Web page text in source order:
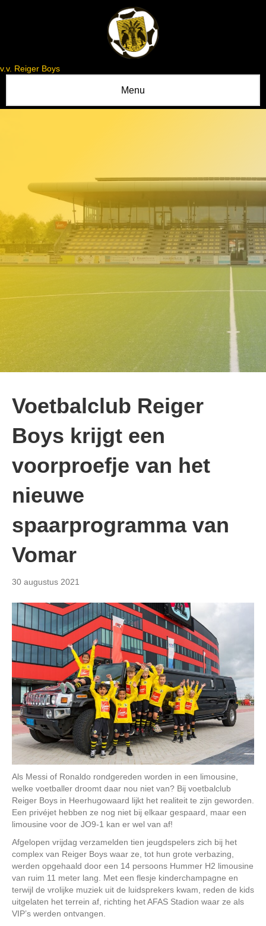
v.v. Reiger Boys
Menu
Voetbalclub Reiger
Boys krijgt een
voorproefje van het
nieuwe
spaarprogramma van
Vomar
30 augustus 2021
Als Messi of Ronaldo rondgereden worden in een limousine,
welke voetballer droomt daar nou niet van? Bij voetbalclub
Reiger Boys in Heerhugowaard lijkt het realiteit te zijn geworden.
Een privéjet hebben ze nog niet bij elkaar gespaard, maar een
limousine voor de JO9-1 kan er wel van af!
Afgelopen vrijdag verzamelden tien jeugdspelers zich bij het
complex van Reiger Boys waar ze, tot hun grote verbazing,
werden opgehaald door een 14 persoons Hummer H2 limousine
van ruim 11 meter lang. Met een flesje kinderchampagne en
terwijl de vrolijke muziek uit de luidsprekers kwam, reden de kids
uitgelaten het terrein af, richting het AFAS Stadion waar ze als
VIP’s werden ontvangen.